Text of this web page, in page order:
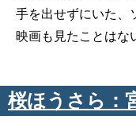
手を出せずにいた、
映画も見たことは
桜ほうさら：